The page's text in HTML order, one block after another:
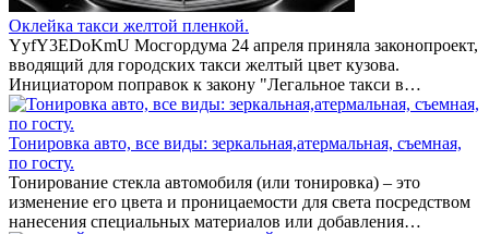
Оклейка такси желтой пленкой.
YyfY3EDoKmU Мосгордума 24 апреля приняла законопроект,
вводящий для городских такси желтый цвет кузова.
Инициатором поправок к закону "Легальное такси в…
Тонировка авто, все виды: зеркальная,атермальная, съемная,
по госту.
Тонирование стекла автомобиля (или тонировка) – это
изменение его цвета и проницаемости для света посредством
нанесения специальных материалов или добавления…